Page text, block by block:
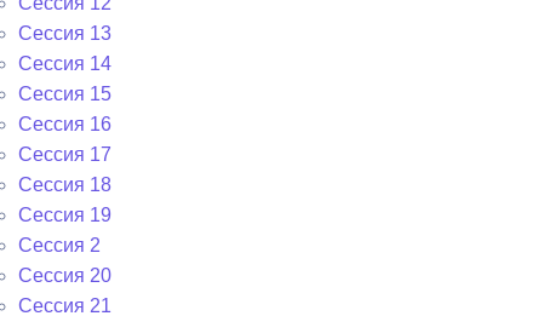
Сессия 13
Сессия 14
Сессия 15
Сессия 16
Сессия 17
Сессия 18
Сессия 19
Сессия 2
Сессия 20
Сессия 21